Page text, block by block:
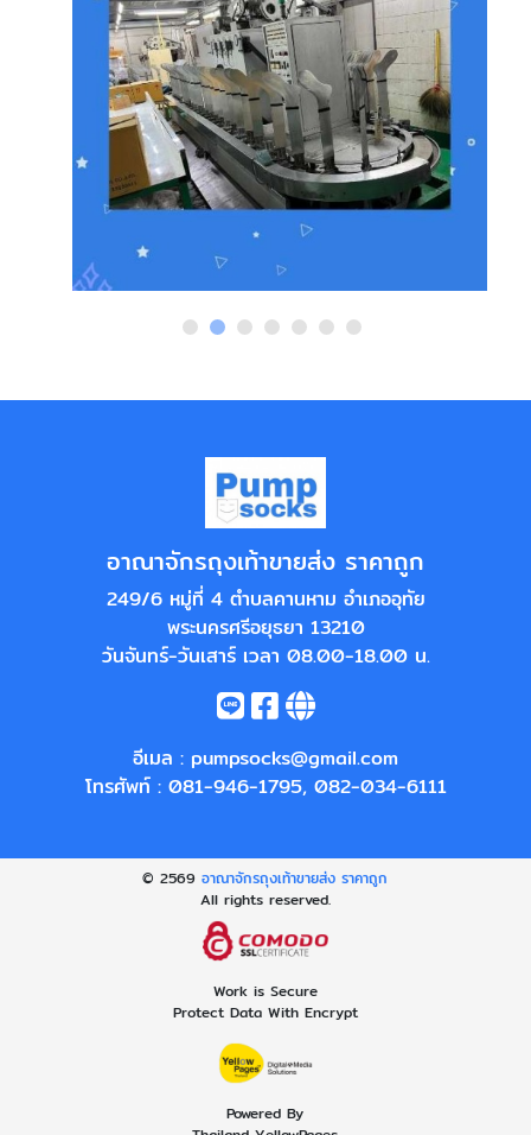
อาณาจักรถุงเท้าขายส่ง ราคาถูก
249/6 หมู่ที่ 4 ตำบลคานหาม อำเภออุทัย
พระนครศรีอยุธยา 13210
วันจันทร์-วันเสาร์ เวลา 08.00-18.00 น.
อีเมล : pumpsocks@gmail.com
โทรศัพท์ : 081-946-1795, 082-034-6111
© 2569อาณาจักรถุงเท้าขายส่ง ราคาถูก
All rights reserved.
Work is Secure
Protect Data With Encrypt
Powered By